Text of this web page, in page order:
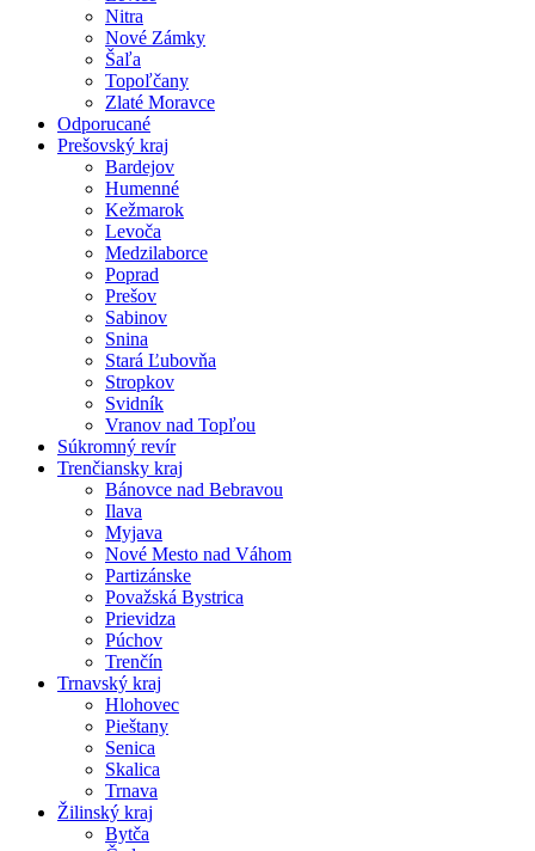
Nitra
Nové Zámky
Šaľa
Topoľčany
Zlaté Moravce
Odporucané
Prešovský kraj
Bardejov
Humenné
Kežmarok
Levoča
Medzilaborce
Poprad
Prešov
Sabinov
Snina
Stará Ľubovňa
Stropkov
Svidník
Vranov nad Topľou
Súkromný revír
Trenčiansky kraj
Bánovce nad Bebravou
Ilava
Myjava
Nové Mesto nad Váhom
Partizánske
Považská Bystrica
Prievidza
Púchov
Trenčín
Trnavský kraj
Hlohovec
Pieštany
Senica
Skalica
Trnava
Žilinský kraj
Bytča